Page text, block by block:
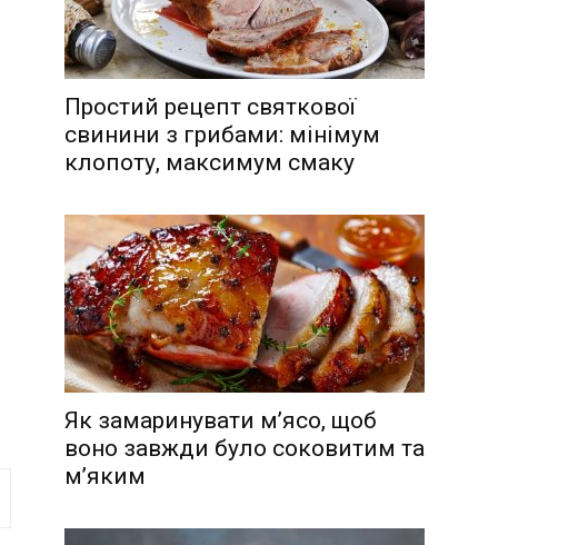
Простий рецепт святкової
свинини з грибами: мінімум
клопоту, максимум смаку
Як замаринувати м’ясо, щоб
воно завжди було соковитим та
м’яким